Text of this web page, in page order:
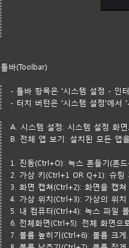
툴바(Toolbar)
- 툴바 항목은 '시스템 설정 - 인
- 터치 버턴은 '시스템 설정'에서
A. 시스템 설정: 시스템 설정 화
B. 전체 앱 보기: 설치된 모든 앱
1. 진동(Ctrl+O): 녹스 흔들기(흔
2. 가상 키(Ctrl+1 OR Q+1): 슈
3. 화면 캡쳐(Ctrl+2): 화면을 캡쳐
4. 가상 위치(Ctrl+3): 가상의 위치
5. 내 컴퓨터(Ctrl+4): 녹스 파일
6. 전체화면(Ctrl+5): 전체 화면으
7. 볼륨 높히기(Ctrl+6): 볼륨 크게.